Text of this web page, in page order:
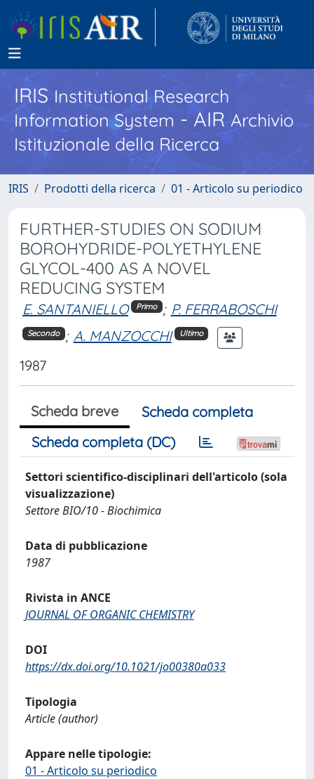
IRISInstitutional Research
Information System - AIR Archivio
Istituzionale della Ricerca
IRIS Prodotti della ricerca 01 - Articolo su periodico
FURTHER-STUDIES ON SODIUM
BOROHYDRIDE-POLYETHYLENE
GLYCOL-400 AS A NOVEL
REDUCING SYSTEM
E. SANTANIELLO Primo ; P. FERRABOSCHI
Secondo ; A. MANZOCCHI Ultimo
1987
Scheda breve
Scheda completa
Scheda completa (DC)
Settori scientifico-disciplinari dell'articolo (sola
visualizzazione)
Settore BIO/10 - Biochimica
Data di pubblicazione
1987
Rivista in ANCE
JOURNAL OF ORGANIC CHEMISTRY
DOI
https://dx.doi.org/10.1021/jo00380a033
Tipologia
Article (author)
Appare nelle tipologie:
01 - Articolo su periodico